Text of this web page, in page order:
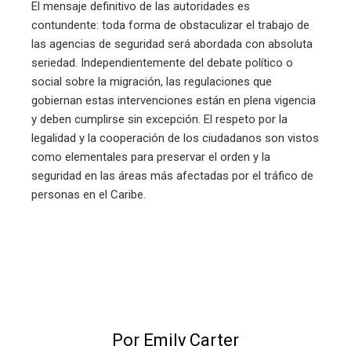
El mensaje definitivo de las autoridades es
contundente: toda forma de obstaculizar el trabajo de
las agencias de seguridad será abordada con absoluta
seriedad. Independientemente del debate político o
social sobre la migración, las regulaciones que
gobiernan estas intervenciones están en plena vigencia
y deben cumplirse sin excepción. El respeto por la
legalidad y la cooperación de los ciudadanos son vistos
como elementales para preservar el orden y la
seguridad en las áreas más afectadas por el tráfico de
personas en el Caribe.
Por Emily Carter